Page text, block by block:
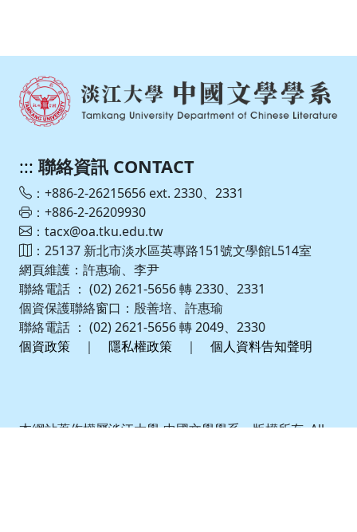
::: 聯絡資訊 CONTACT
：+886-2-26215656 ext. 2330、2331
：+886-2-26209930
：tacx@oa.tku.edu.tw
：25137 新北市淡水區英專路151號文學館L514室
網頁維護：許惠瑜、李尹
聯絡電話 ： (02) 2621-5656 轉 2330、2331
個資保護聯絡窗口：殷善培、許惠瑜
聯絡電話 ： (02) 2621-5656 轉 2049、2330
個資政策 ｜ 隱私權政策 ｜ 個人資料告知聲明
本網站著作權屬淡江大學-中國文學學系 – 版權所有, All